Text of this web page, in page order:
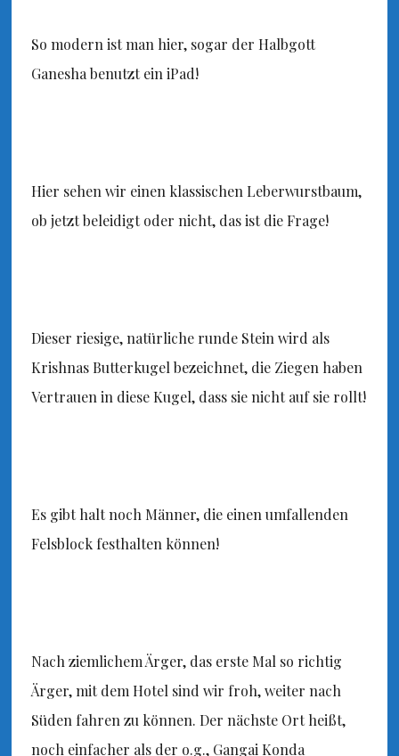
So modern ist man hier, sogar der Halbgott
Ganesha benutzt ein iPad!
Hier sehen wir einen klassischen Leberwurstbaum,
ob jetzt beleidigt oder nicht, das ist die Frage!
Dieser riesige, natürliche runde Stein wird als
Krishnas Butterkugel bezeichnet, die Ziegen haben
Vertrauen in diese Kugel, dass sie nicht auf sie rollt!
Es gibt halt noch Männer, die einen umfallenden
Felsblock festhalten können!
Nach ziemlichem Ärger, das erste Mal so richtig
Ärger, mit dem Hotel sind wir froh, weiter nach
Süden fahren zu können. Der nächste Ort heißt,
noch einfacher als der o.g., Gangai Konda